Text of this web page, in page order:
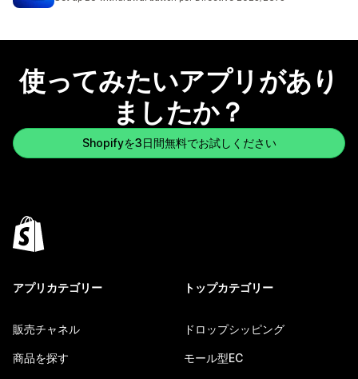
使ってみたいアプリがあり
ましたか？
Shopifyを3日間無料でお試しください
アプリカテゴリー
販売チャネル
商品を探す
トップカテゴリー
ドロップシッピング
モール型EC